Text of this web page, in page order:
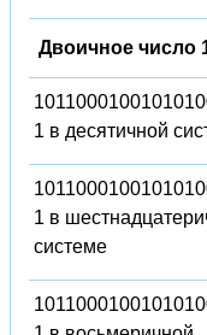
Двоичное число
1 в десятичной
1 в
системе